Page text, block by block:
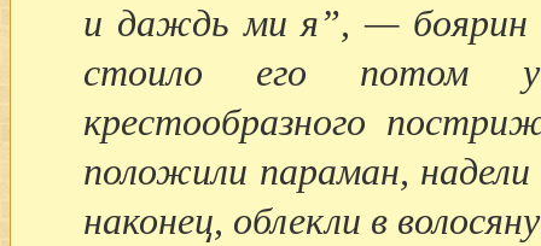
и даждь ми я”, — боярин
стоило его потом
крестообразного
положили параман,
наконец, облекли в